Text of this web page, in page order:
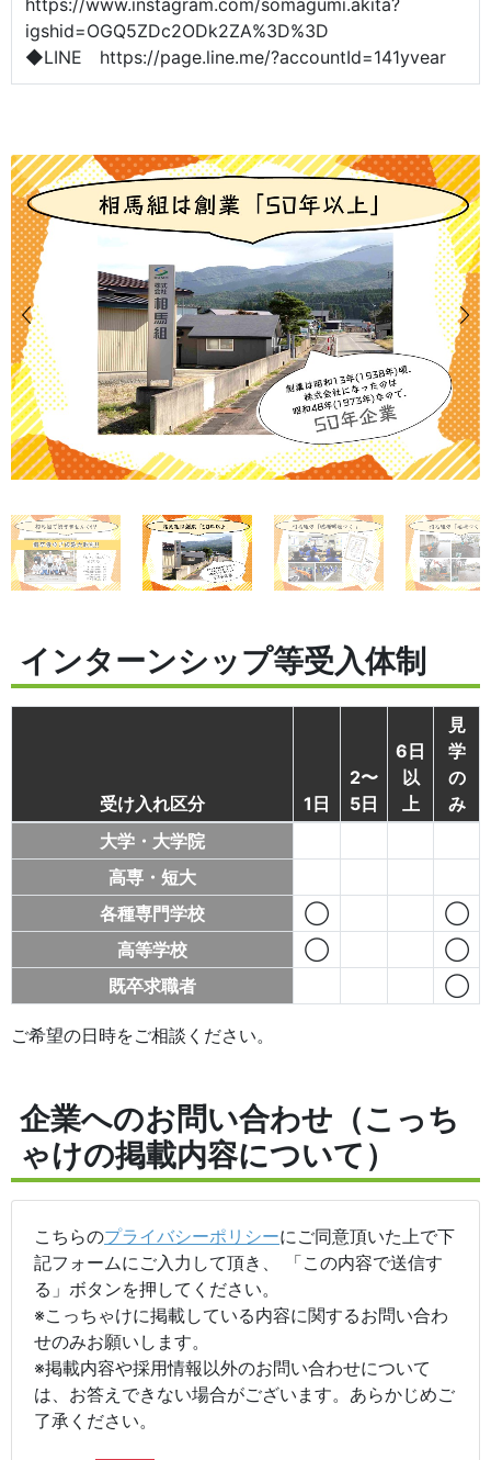
igshid=OGQ5ZDc2ODk2ZA%3D%3D
◆LINE https://page.line.me/?accountId=141yvear
インターンシップ等受入体制
受け入れ区分 1日
2〜
5日
6日
以
上
見
学
の
み
大学・大学院
高専・短大
各種専門学校
◯
◯
高等学校
◯
◯
既卒求職者
◯
ご希望の日時をご相談ください。
企業へのお問い合わせ（こっち
ゃけの掲載内容について）
こちらのプライバシーポリシーにご同意頂いた上で下
記フォームにご入力して頂き、 「この内容で送信す
る」ボタンを押してください。
※こっちゃけに掲載している内容に関するお問い合わ
せのみお願いします。
※掲載内容や採用情報以外のお問い合わせについて
は、お答えできない場合がございます。あらかじめご
了承ください。